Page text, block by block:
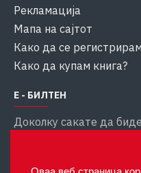
Рекламација
Мапа на сајтот
Како да се
Како да купам книга?
Е - БИЛТЕН
Доколку сакате да
внесете ја вашата